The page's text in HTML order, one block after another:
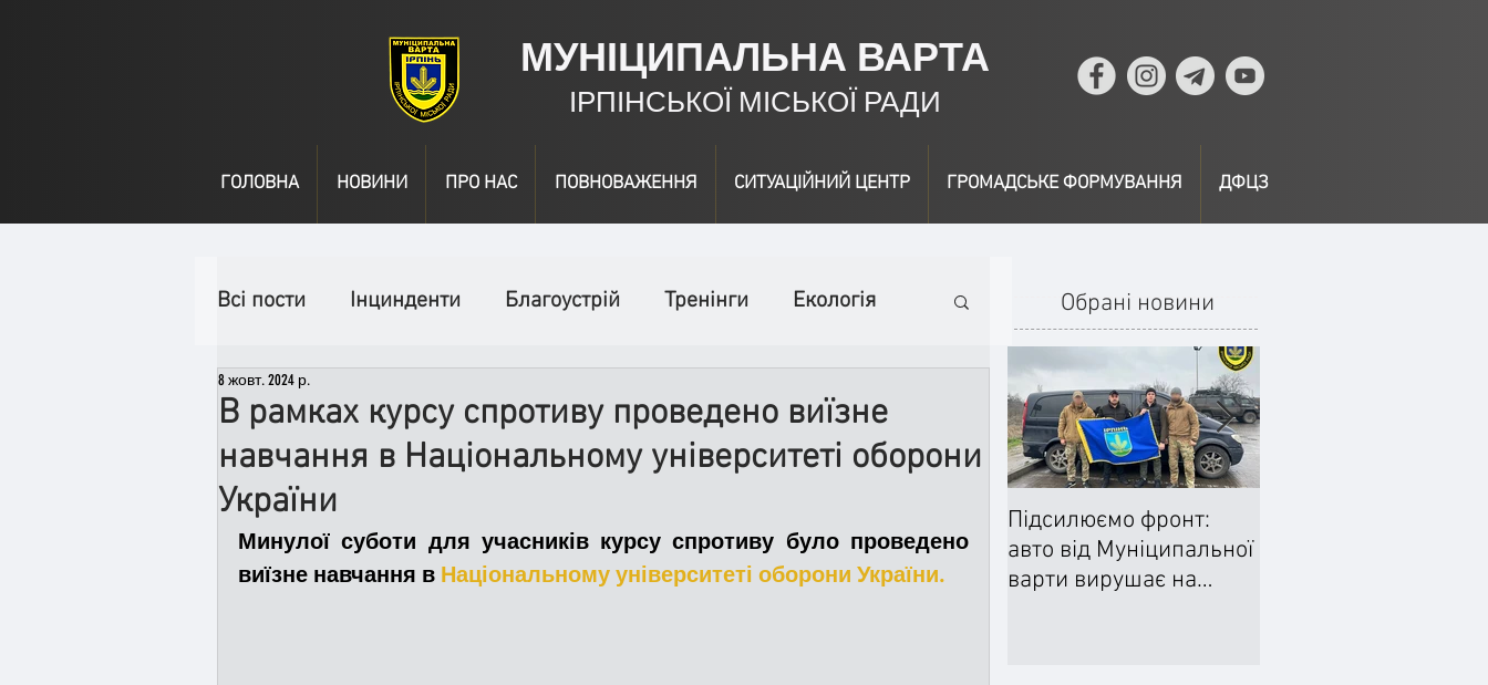
МУНІЦИПАЛЬНА ВАРТА
ІРПІНСЬКОЇ МІСЬКОЇ РАДИ
ГОЛОВНА НОВИНИ ПРО НАС ПОВНОВАЖЕННЯ СИТУАЦІЙНИЙ ЦЕНТР ГРОМАДСЬКЕ ФОРМУВАННЯ ДФЦЗ
Всі пости Інцинденти Благоустрій Тренінги Екологія
День народження
Надзвичайні заходи Події
Медицина Новини ДТП Рятувальники Паркування
В рамках курсу спротиву проведено виїзне
навчання в Національному університеті оборони
України
8 жовт. 2024 р.
Минулої суботи для учасників курсу спротиву було проведено
виїзне навчання в Національному університеті оборони України.
Обрані новини
Підсилюємо фронт:
авто від Муніципальної
варти вирушає на